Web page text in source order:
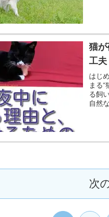
猫
工夫
はじ
まる
る飼
自然
次